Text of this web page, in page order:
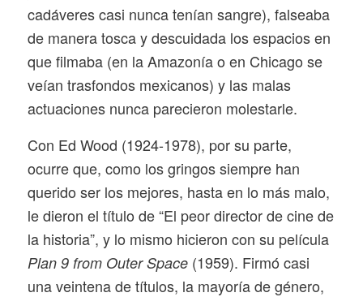
cadáveres casi nunca tenían sangre), falseaba
de manera tosca y descuidada los espacios en
que filmaba (en la Amazonía o en Chicago se
veían trasfondos mexicanos) y las malas
actuaciones nunca parecieron molestarle.
Con Ed Wood (1924-1978), por su parte,
ocurre que, como los gringos siempre han
querido ser los mejores, hasta en lo más malo,
le dieron el título de “El peor director de cine de
la historia”, y lo mismo hicieron con su película
Plan 9 from Outer Space(1959). Firmó casi
una veintena de títulos, la mayoría de género,